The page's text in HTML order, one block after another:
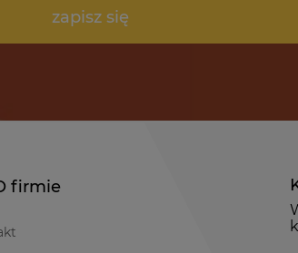
zapisz się
firmie